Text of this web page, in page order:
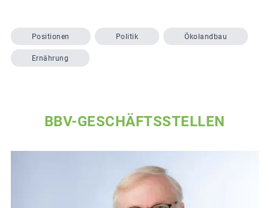
Positionen Politik Ökolandbau
Ernährung
BBV-GESCHÄFTSSTELLEN